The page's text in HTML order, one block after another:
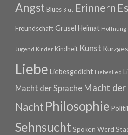
Angst Blues Blut Erinnern
Freundschaft Grusel Heimat Hoffnung
Jugend Kinder Kindheit Kunst
Liebe Liebesgedicht Liebeslied
Macht der Sprache Macht
Nacht Philosophie
Sehnsucht Spoken Word